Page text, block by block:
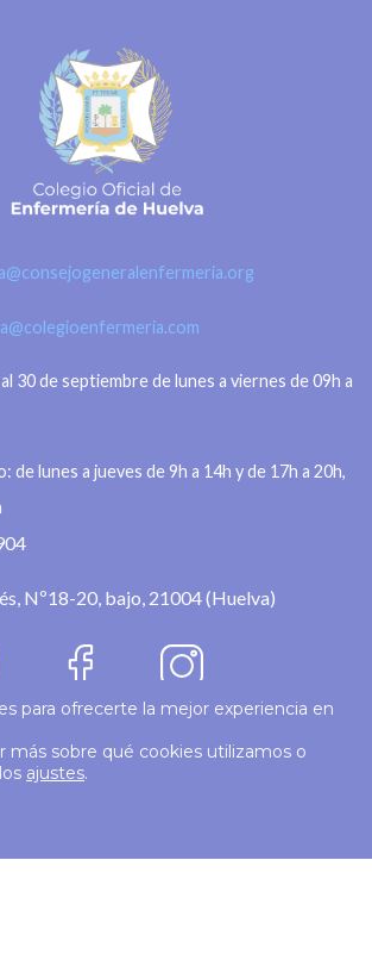
30 de septiembre de lunes a viernes de 09h a
de lunes a jueves de 9h a 14h y de 17h a 20h,
Nº18-20, bajo, 21004 (Huelva)
Huelva
para ofrecerte la mejor experiencia en
más sobre qué cookies utilizamos o
ajustes.